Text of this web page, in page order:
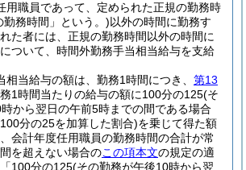
用職員であって、定められた正規の勤務時
勤務時間」という。)以外の時間に勤務す
た者には、正規の勤務時間以外の時間に
ついて、時間外勤務手当相当給与を支給
相当給与の額は、勤務1時間につき、 第13
1時間当たりの給与の額に100分の125(そ
から翌日の午前5時までの間である場合
分の25を加算した割合)を乗じて得た額
会計年度任用職員の勤務時間の合計が常
を超えない場合のこの項本文の規定の適
100分の125(その勤務が午後10時から翌